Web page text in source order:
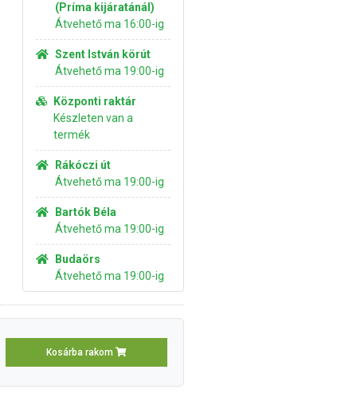
(Príma kijáratánál)
Átvehető ma 16:00-ig
Szent István körút
Átvehető ma 19:00-ig
Központi raktár
Készleten van a
termék
Rákóczi út
Átvehető ma 19:00-ig
Bartók Béla
Átvehető ma 19:00-ig
Budaörs
Átvehető ma 19:00-ig
Kosárba rakom